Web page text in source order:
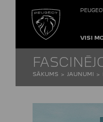
VISI
SĀKUMS JAUNUMI